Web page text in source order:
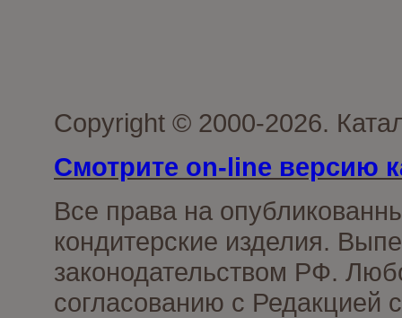
Copyright © 2000-2026.
Смотрите on-line версию
Все права на
кондитерские изделия.
законодательством РФ.
согласованию с Редакцией